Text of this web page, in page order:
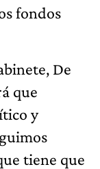
fondos
De
que
y
tiene que